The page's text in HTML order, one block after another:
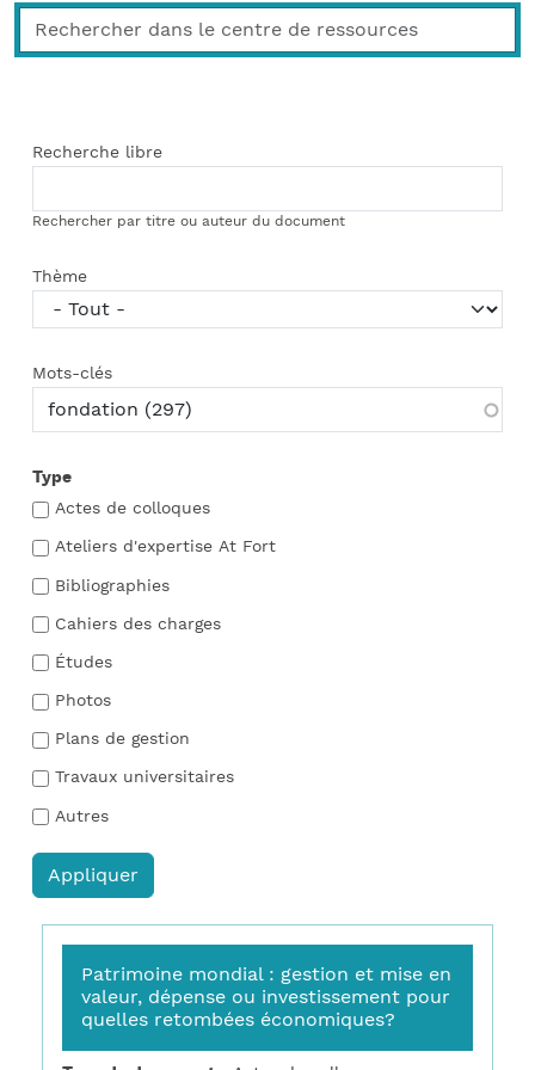
Recherche libre
Rechercher par titre ou auteur du document
Thème
Mots-clés
Type
Actes de colloques
Ateliers d'expertise At Fort
Bibliographies
Cahiers des charges
Études
Photos
Plans de gestion
Travaux universitaires
Autres
Patrimoine mondial : gestion et mise en
valeur, dépense ou investissement pour
quelles retombées économiques?